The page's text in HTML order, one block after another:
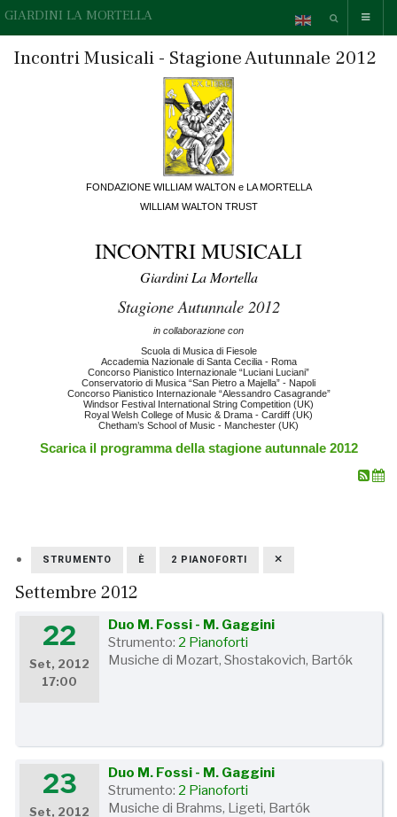
GIARDINI LA MORTELLA
Incontri Musicali - Stagione Autunnale 2012
FONDAZIONE WILLIAM WALTON e LA MORTELLA
WILLIAM WALTON TRUST
INCONTRI MUSICALI
Giardini La Mortella
Stagione Autunnale 2012
in collaborazione con
Scuola di Musica di Fiesole
Accademia Nazionale di Santa Cecilia - Roma
Concorso Pianistico Internazionale “Luciani Luciani”
Conservatorio di Musica “San Pietro a Majella” - Napoli
Concorso Pianistico Internazionale “Alessandro Casagrande”
Windsor Festival International String Competition (UK)
Royal Welsh College of Music & Drama - Cardiff (UK)
Chetham’s School of Music - Manchester (UK)
Scarica il programma della stagione autunnale 2012
STRUMENTO È 2 PIANOFORTI
Settembre 2012
22
Set, 2012
17:00
Duo M. Fossi - M. Gaggini
Strumento: 2 Pianoforti
Musiche di Mozart, Shostakovich, Bartók
23
Set, 2012
Duo M. Fossi - M. Gaggini
Strumento: 2 Pianoforti
Musiche di Brahms, Ligeti, Bartók